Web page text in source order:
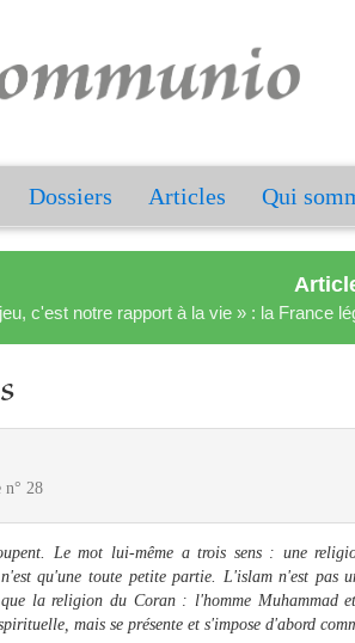
Dossiers Articles Qui
c'est notre rapport à la vie » : la France
n° 28
Le mot lui-même a trois sens : une
qu'une toute petite partie. L'islam n'est pas
la religion du Coran : l'homme Muhammad
mais se présente et s'impose d'abord